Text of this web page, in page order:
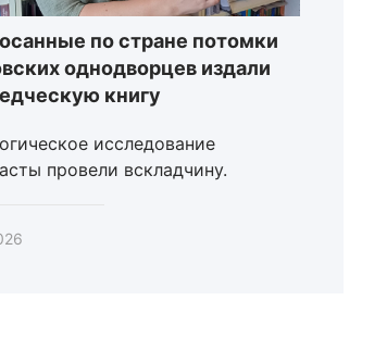
по стране потомки
однодворцев издали
книгу
исследование
провели вскладчину.